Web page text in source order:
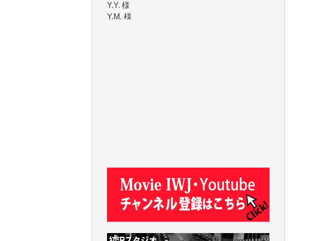
T.M. 様
マツモト ヤスアキ 様
T.N. 様
Y.T. 様
T.K. 様
ASAKO TAKAESU 様
マシオン恵美香 様
平野智生 様
山本賢二 様